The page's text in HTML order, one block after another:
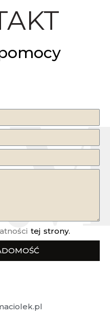
tej strony.